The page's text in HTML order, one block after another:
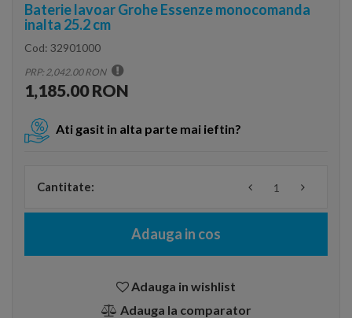
Baterie lavoar Grohe Essenze monocomanda
inalta 25.2 cm
Cod: 32901000
PRP: 2,042.00 RON
1,185.00 RON
Ati gasit in alta parte mai ieftin?
Cantitate:
Adauga in cos
Adauga in wishlist
Adauga la comparator